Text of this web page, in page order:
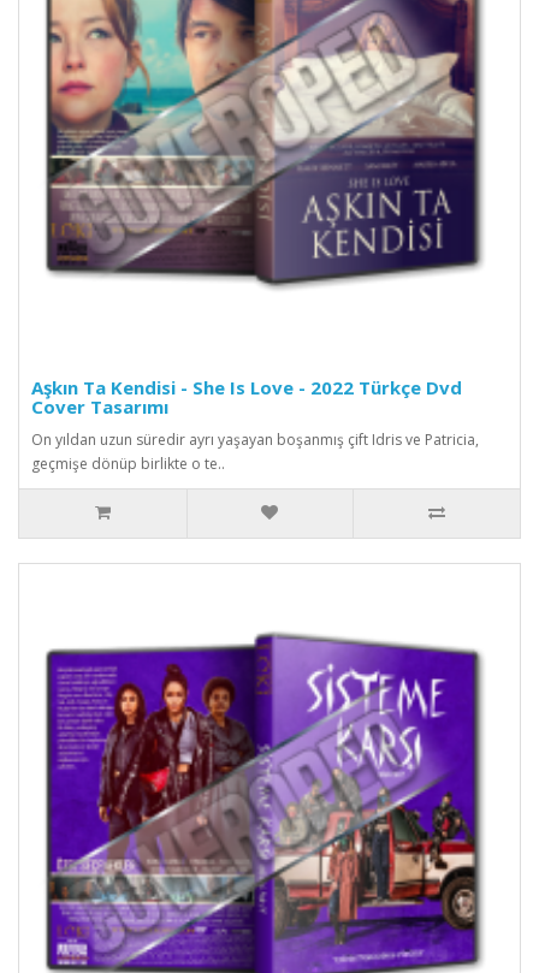
Aşkın Ta Kendisi - She Is Love - 2022 Türkçe Dvd
Cover Tasarımı
On yıldan uzun süredir ayrı yaşayan boşanmış çift Idris ve Patricia,
geçmişe dönüp birlikte o te..